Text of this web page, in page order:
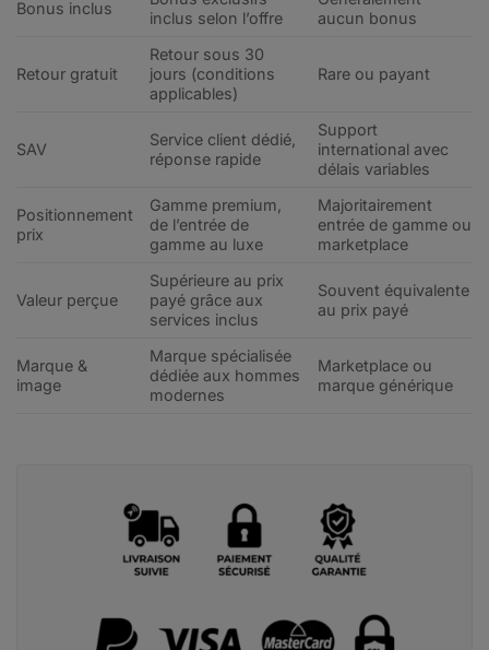
Bonus inclus
inclus selon l’offre
aucun bonus
Retour gratuit
Retour sous 30
jours (conditions
applicables)
Rare ou payant
SAV
Service client dédié,
réponse rapide
Support
international avec
délais variables
Positionnement
prix
Gamme premium,
de l’entrée de
gamme au luxe
Majoritairement
entrée de gamme ou
marketplace
Valeur perçue
Supérieure au prix
payé grâce aux
services inclus
Souvent équivalente
au prix payé
Marque &
image
Marque spécialisée
dédiée aux hommes
modernes
Marketplace ou
marque générique